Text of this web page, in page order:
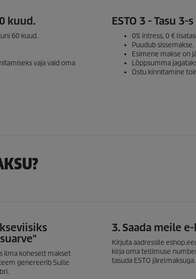
kuud.
60 kuud.
vaja vaid oma
ESTO 3 - Tasu 3-
0% intress, 0 €
Puudub sissemakse.
Esimene makse on
Lõppsumma
Ostu kinnitamine
ilma koheselt makset
genereerib Sulle
3. Saada meile
Kirjuta aadressile
kirja oma tellimuse
tasuda ESTO järelmaksuga.